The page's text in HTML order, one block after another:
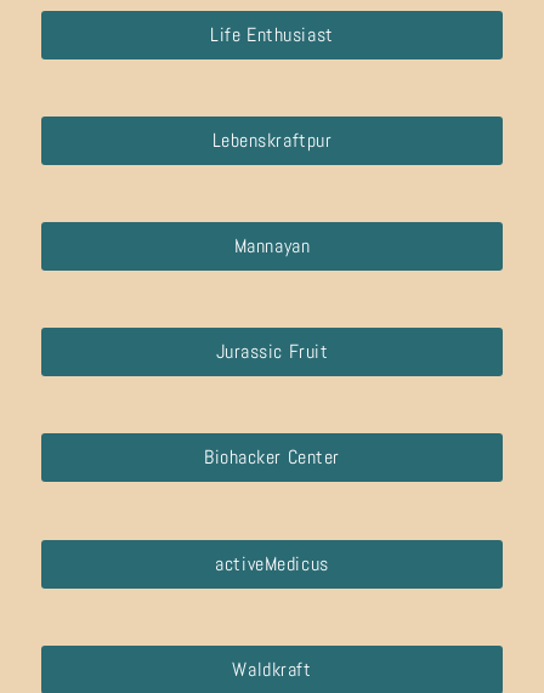
Life Enthusiast
Lebenskraftpur
Mannayan
Jurassic Fruit
Biohacker Center
activeMedicus
Waldkraft